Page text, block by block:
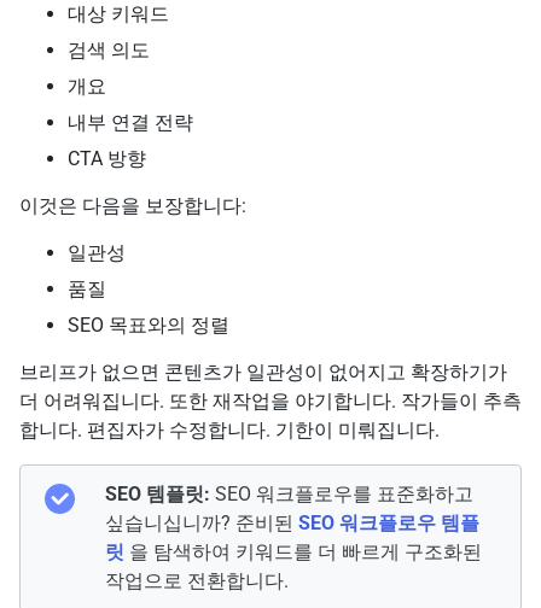
대상 키워드
검색 의도
개요
내부 연결 전략
CTA 방향
이것은 다음을 보장합니다:
일관성
품질
SEO 목표와의 정렬
브리프가 없으면 콘텐츠가 일관성이 없어지고 확장하기가
더 어려워집니다. 또한 재작업을 야기합니다. 작가들이 추측
합니다. 편집자가 수정합니다. 기한이 미뤄집니다.
SEO 템플릿: SEO 워크플로우를 표준화하고
싶습니십니까? 준비된 SEO 워크플로우 템플
릿 을 탐색하여 키워드를 더 빠르게 구조화된
작업으로 전환합니다.